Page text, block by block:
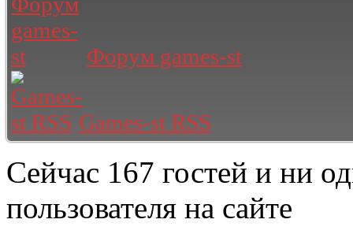
Форум games-st
Games-st RSS
Сейчас 167 гостей и ни
пользователя на сайте